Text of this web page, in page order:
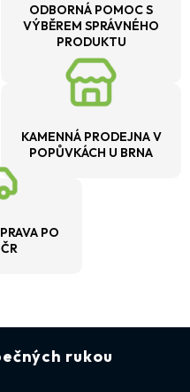
ODBORNÁ POMOC S
VÝBĚREM SPRÁVNÉHO
PRODUKTU
KAMENNÁ PRODEJNA V
POPŮVKÁCH U BRNA
PO
rukou